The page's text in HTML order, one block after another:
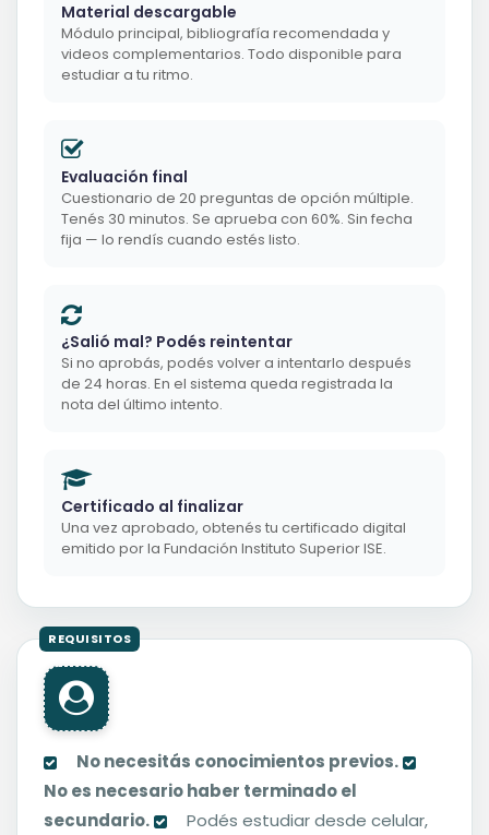
Material descargable
Módulo principal, bibliografía recomendada y
videos complementarios. Todo disponible para
estudiar a tu ritmo.
Evaluación final
Cuestionario de 20 preguntas de opción múltiple.
Tenés 30 minutos. Se aprueba con 60%. Sin fecha
fija — lo rendís cuando estés listo.
¿Salió mal? Podés reintentar
Si no aprobás, podés volver a intentarlo después
de 24 horas. En el sistema queda registrada la
nota del último intento.
Certificado al finalizar
Una vez aprobado, obtenés tu certificado digital
emitido por la Fundación Instituto Superior ISE.
No necesitás conocimientos previos.
No es necesario haber terminado el
secundario.
Podés estudiar desde celular,